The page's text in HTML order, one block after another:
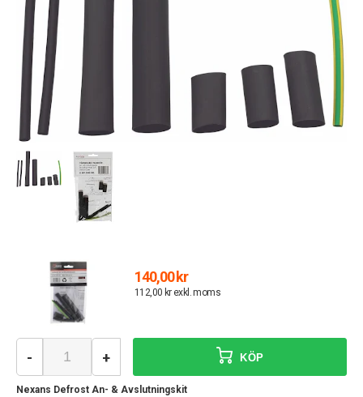
140,00 kr
112,00 kr exkl. moms
Nexans Defrost An- & Avslutningskit
- + KÖP